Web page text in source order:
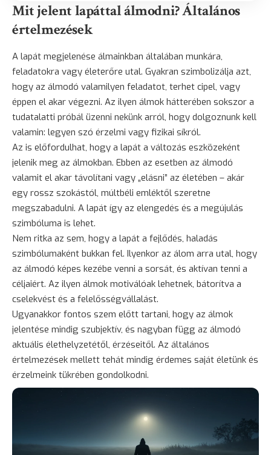
Mit jelent lapáttal álmodni? Általános
értelmezések
A lapát megjelenése álmainkban általában munkára,
feladatokra vagy életerőre utal. Gyakran szimbolizálja azt,
hogy az álmodó valamilyen feladatot, terhet cipel, vagy
éppen el akar végezni. Az ilyen álmok hátterében sokszor a
tudatalatti próbál üzenni nekünk arról, hogy dolgoznunk kell
valamin: legyen szó érzelmi vagy fizikai síkról.
Az is előfordulhat, hogy a lapát a változás eszközeként
jelenik meg az álmokban. Ebben az esetben az álmodó
valamit el akar távolítani vagy „elásni” az életében – akár
egy rossz szokástól, múltbéli emléktől szeretne
megszabadulni. A lapát így az elengedés és a megújulás
szimbóluma is lehet.
Nem ritka az sem, hogy a lapát a fejlődés, haladás
szimbólumaként bukkan fel. Ilyenkor az álom arra utal, hogy
az álmodó képes kezébe venni a sorsát, és aktívan tenni a
céljaiért. Az ilyen álmok motiválóak lehetnek, bátorítva a
cselekvést és a felelősségvállalást.
Ugyanakkor fontos szem előtt tartani, hogy az álmok
jelentése mindig szubjektív, és nagyban függ az álmodó
aktuális élethelyzetétől, érzéseitől. Az általános
értelmezések mellett tehát mindig érdemes saját életünk és
érzelmeink tükrében gondolkodni.